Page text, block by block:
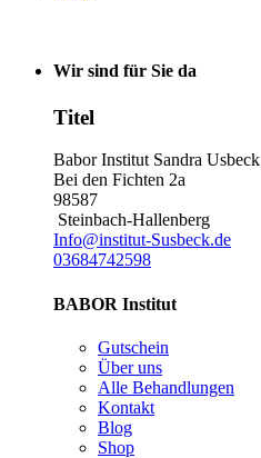
Wir sind für Sie da
Titel
Babor Institut Sandra Usbeck
Bei den Fichten 2a
98587
Steinbach-Hallenberg
Info@institut-Susbeck.de
03684742598
BABOR Institut
Gutschein
Über uns
Alle Behandlungen
Kontakt
Blog
Shop